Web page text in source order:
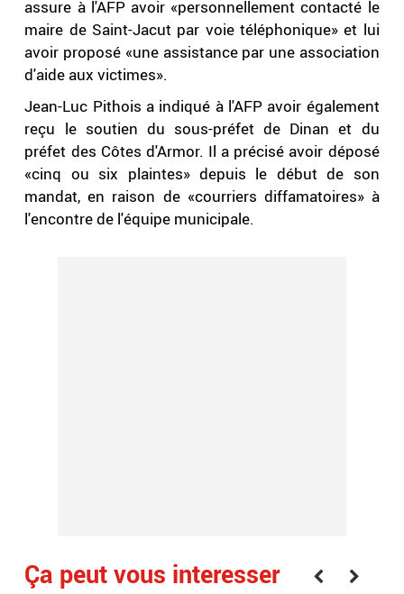
assure à l'AFP avoir «personnellement contacté le
maire de Saint-Jacut par voie téléphonique» et lui
avoir proposé «une assistance par une association
d'aide aux victimes».
Jean-Luc Pithois a indiqué à l'AFP avoir également
reçu le soutien du sous-préfet de Dinan et du
préfet des Côtes d'Armor. Il a précisé avoir déposé
«cinq ou six plaintes» depuis le début de son
mandat, en raison de «courriers diffamatoires» à
l'encontre de l'équipe municipale.
Ça peut vous interesser